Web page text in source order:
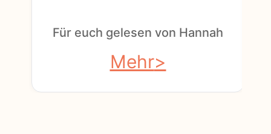
Für euch gelesen von Hannah
Mehr